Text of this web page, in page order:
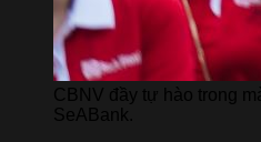
CBNV đầy tự hào trong
SeABank.